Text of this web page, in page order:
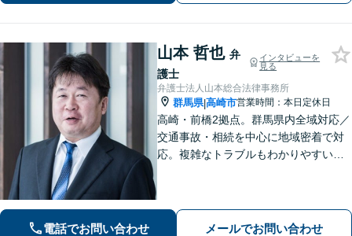
す。お悩みの際は、ぜひご相談くださ
い。
山本 哲也 弁
護士
インタビューを
見る
弁護士法人山本総合法律事務所
群馬県|高崎市営業時間：本日定休日
高崎・前橋2拠点。群馬県内全域対応／
交通事故・相続を中心に地域密着で対
応。複雑なトラブルもわかりやすい言
電話でお問い合わせ メールでお問い合わせ